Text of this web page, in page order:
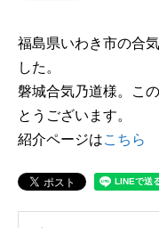
福島県いわき市の合
した。
磐城合気乃道様。こ
とうございます。
紹介ページはこちら